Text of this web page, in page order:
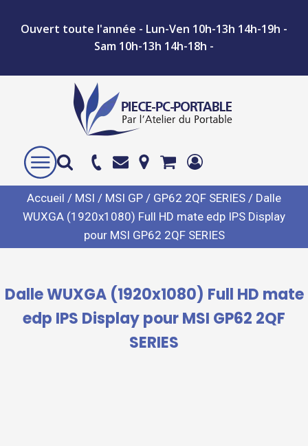
Ouvert toute l'année - Lun-Ven 10h-13h 14h-19h -
Sam 10h-13h 14h-18h -
Accueil / MSI / MSI GP / GP62 2QF SERIES / Dalle
WUXGA (1920x1080) Full HD mate edp IPS Display
pour MSI GP62 2QF SERIES
Dalle WUXGA (1920x1080) Full HD mate
edp IPS Display pour MSI GP62 2QF
SERIES